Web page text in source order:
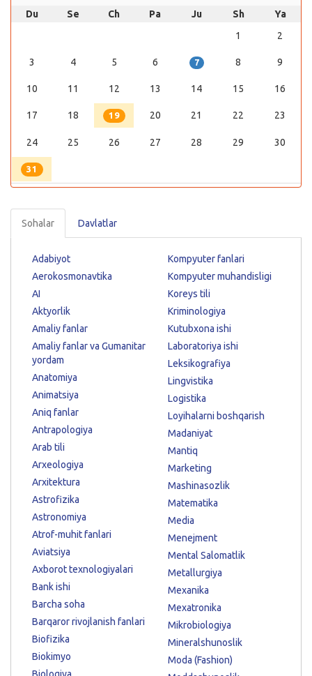
Du Se Ch Pa Ju Sh
Ya
1
2
3 4 5 6 7 8 9
10 11 12 13 14 15 16
17 18 19 20 21 22 23
24 25 26 27 28 29 30
31
Sohalar Davlatlar
Adabiyot
Aerokosmonavtika
AI
Aktyorlik
Amaliy fanlar
Amaliy fanlar va Gumanitar
yordam
Anatomiya
Animatsiya
Aniq fanlar
Antrapologiya
Arab tili
Arxeologiya
Arxitektura
Astrofizika
Astronomiya
Atrof-muhit fanlari
Aviatsiya
Axborot texnologiyalari
Bank ishi
Barcha soha
Barqaror rivojlanish fanlari
Biofizika
Biokimyo
Kompyuter fanlari
Kompyuter muhandisligi
Koreys tili
Kriminologiya
Kutubxona ishi
Laboratoriya ishi
Leksikografiya
Lingvistika
Logistika
Loyihalarni boshqarish
Madaniyat
Mantiq
Marketing
Mashinasozlik
Matematika
Media
Menejment
Mental Salomatlik
Metallurgiya
Mexanika
Mexatronika
Mikrobiologiya
Mineralshunoslik
Moda (Fashion)